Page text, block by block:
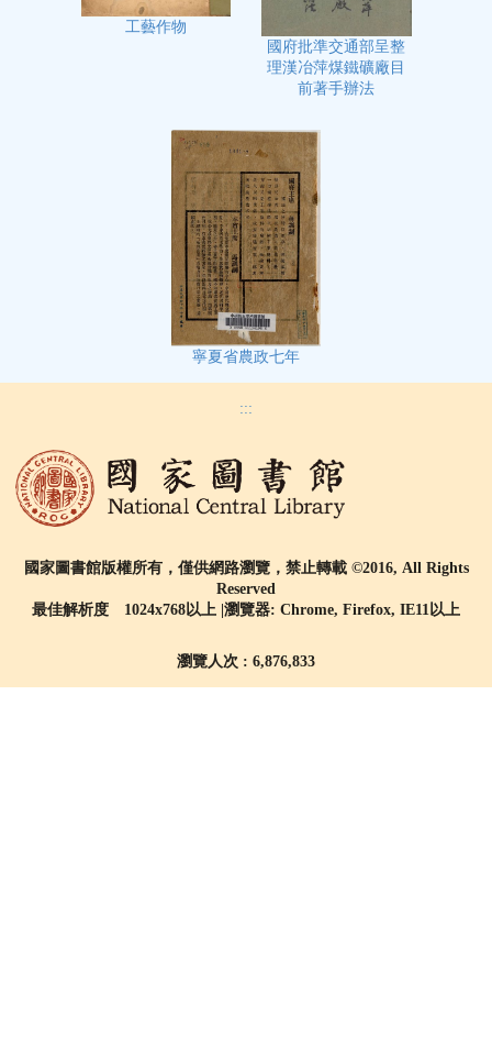
工藝作物
國府批準交通部呈整
理漢冶萍煤鐵礦廠目
前著手辦法
寧夏省農政七年
:::
國家圖書館版權所有，僅供網路瀏覽，禁止轉載 ©2016, All Rights
Reserved
最佳解析度 1024x768以上 |瀏覽器: Chrome, Firefox, IE11以上
瀏覽人次 : 6,876,833